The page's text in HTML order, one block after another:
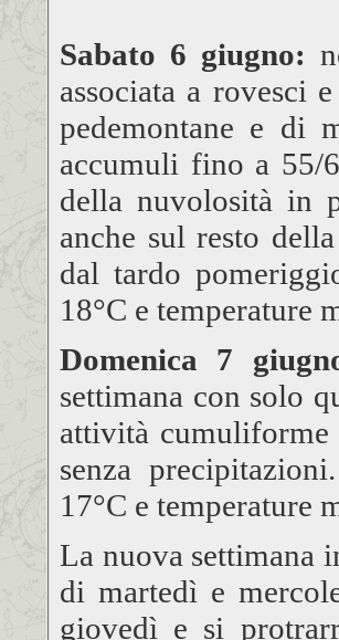
Sabato 6 giugno:
associata a rovesci
pedemontane e di
accumuli fino a 55/
della nuvolosità in
anche sul resto
dal tardo
18°C e temperature
Domenica 7
settimana con solo
attività cumuliforme
senza
17°C e temperature
La nuova settimana
di martedì e
giovedì e si